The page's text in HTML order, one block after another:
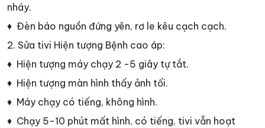
nháy.
♦ Đèn báo nguồn đứng yên, rơ le kêu cạch cạch.
2. Sửa tivi Hiện tượng Bệnh cao áp:
♦ Hiện tượng máy chạy 2 -5 giây tự tắt.
♦ Hiện tượng màn hình thấy ảnh tối.
♦ Máy chạy có tiếng, không hình.
♦ Chạy 5-10 phút mất hình, có tiếng, tivi vẫn hoạt